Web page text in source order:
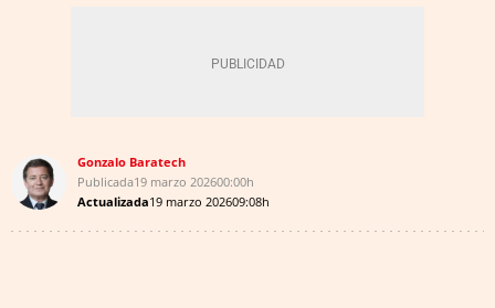
Gonzalo Baratech
Publicada19 marzo 202600:00h
Actualizada19 marzo 202609:08h